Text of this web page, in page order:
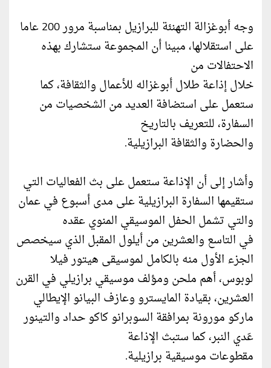
وجه أبوغزالة التهنئة للبرازيل بمناسبة مرور 200 عاما
على استقلالها، مبينا أن المجموعة ستشارك بهذه
الاحتفالات من
خلال إذاعة طلال أبوغزاله للأعمال والثقافة، كما
ستعمل على استضافة العديد من الشخصيات من
السفارة، للتعريف بالتاريخ
والحضارة والثقافة البرازيلية.
وأشار إلى أن الإذاعة ستعمل على بث الفعاليات التي
ستقيمها السفارة البرازيلية على مدى أسبوع في عمان
والتي تشمل الحفل الموسيقي المنوي عقده
في التاسع والعشرين من أيلول المقبل الذي سيخصص
الجزء الأول منه بالكامل لموسيقى هيتور فيلا
لوبوس، أهم ملحن ومؤلف موسيقي برازيلي في القرن
العشرين، بقيادة المايسترو وعازف البيانو الإيطالي
ماركو مورونة بمرافقة السوبرانو كاكو حداد والتينور
عَدي النبر، كما ستبث الإذاعة
مقطوعات موسيقية برازيلية.